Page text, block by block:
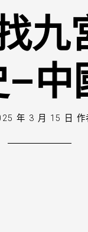
九
中
年 3 月 15 日 作